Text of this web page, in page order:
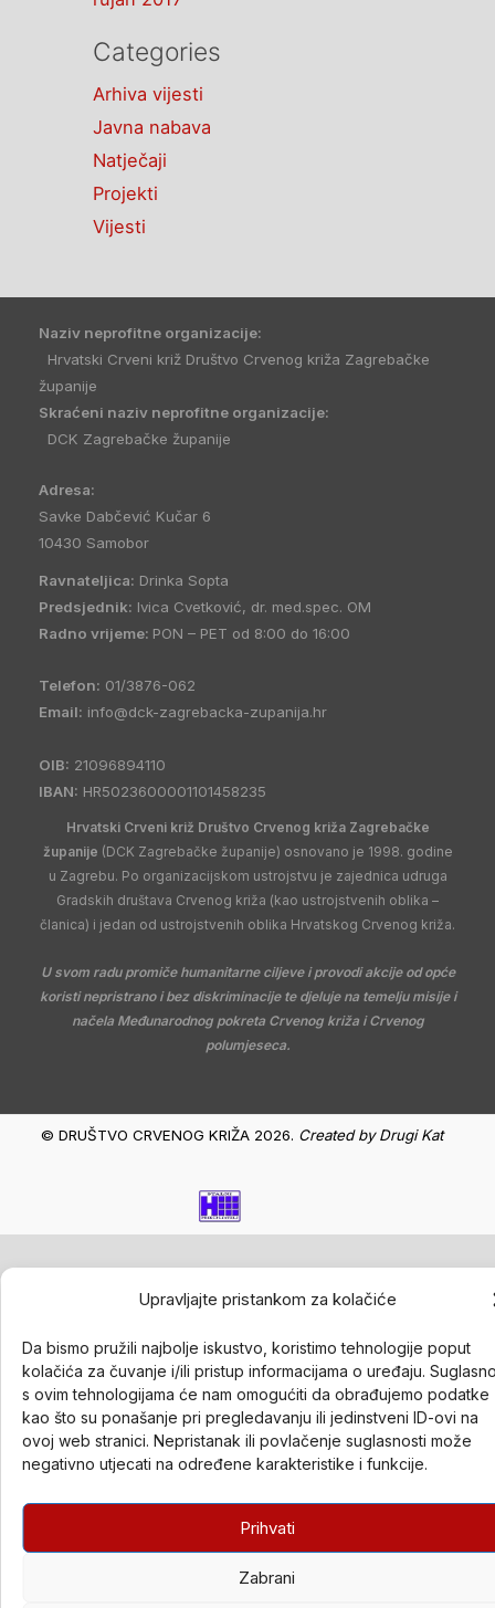
Upravljajte pristankom za kolačiće
Da bismo pružili najbolje iskustvo, koristimo tehnologije poput
kolačića za čuvanje i/ili pristup informacijama o uređaju.
s ovim tehnologijama će nam omogućiti da obrađujemo podatke
kao što su ponašanje pri pregledavanju ili jedinstveni ID-ovi na
ovoj web stranici. Nepristanak ili povlačenje suglasnosti može
negativno utjecati na određene karakteristike i funkcije.
Prihvati
Zabrani
Categories
Arhiva vijesti
Javna nabava
Natječaji
Projekti
Vijesti
Naziv neprofitne organizacije:
Hrvatski Crveni križ Društvo Crvenog križa Zagrebačke
županije
Skraćeni naziv neprofitne organizacije:
DCK Zagrebačke županije
Adresa:
Savke Dabčević Kučar 6
10430 Samobor
Ravnateljica: Drinka Sopta
Predsjednik: Ivica Cvetković, dr. med.spec. OM
Radno vrijeme: PON – PET od 8:00 do 16:00
Telefon: 01/3876-062
Email: info@dck-zagrebacka-zupanija.hr
OIB: 21096894110
IBAN: HR5023600001101458235
Hrvatski Crveni križ Društvo Crvenog križa Zagrebačke
županije (DCK Zagrebačke županije) osnovano je 1998. godine
u Zagrebu. Po organizacijskom ustrojstvu je zajednica udruga
Gradskih društava Crvenog križa (kao ustrojstvenih oblika –
članica) i jedan od ustrojstvenih oblika Hrvatskog Crvenog križa.
U svom radu promiče humanitarne ciljeve i provodi akcije od opće
koristi nepristrano i bez diskriminacije te djeluje na temelju misije i
načela Međunarodnog pokreta Crvenog križa i Crvenog
polumjeseca.
© DRUŠTVO CRVENOG KRIŽA 2026. Created byDrugi Kat